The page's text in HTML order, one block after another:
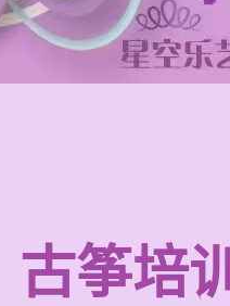
古筝培